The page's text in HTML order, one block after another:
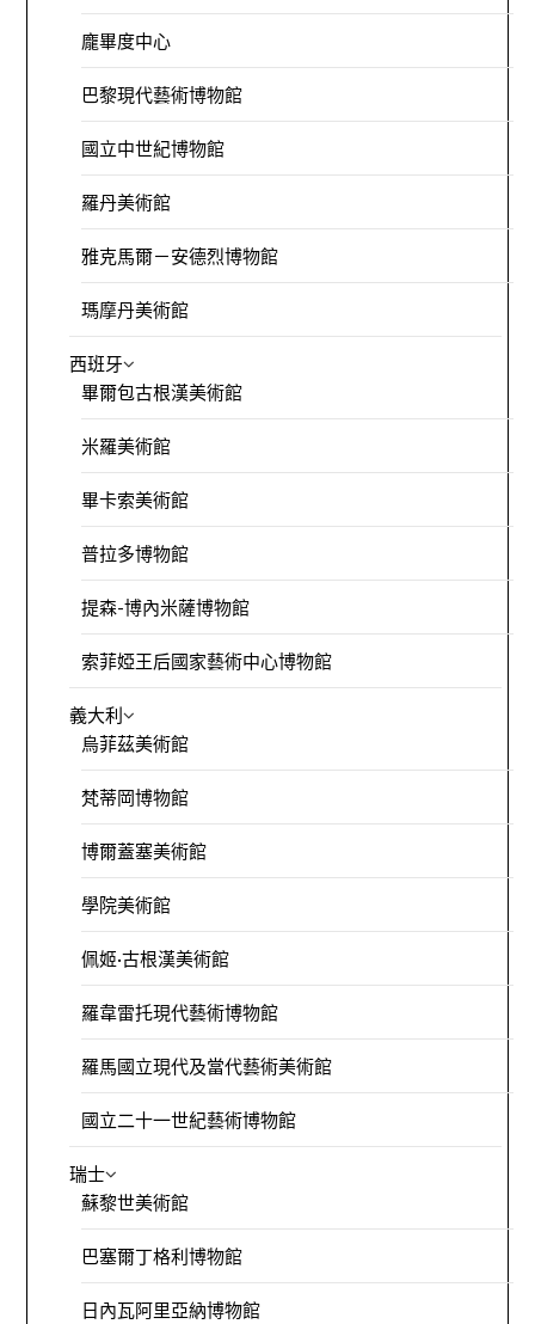
龐畢度中心
巴黎現代藝術博物館
國立中世紀博物館
羅丹美術館
雅克馬爾－安德烈博物館
瑪摩丹美術館
西班牙
畢爾包古根漢美術館
米羅美術館
畢卡索美術館
普拉多博物館
提森-博內米薩博物館
索菲婭王后國家藝術中心博物館
義大利
烏菲茲美術館
梵蒂岡博物館
博爾蓋塞美術館
學院美術館
佩姬·古根漢美術館
羅韋雷托現代藝術博物館
羅馬國立現代及當代藝術美術館
國立二十一世紀藝術博物館
瑞士
蘇黎世美術館
巴塞爾丁格利博物館
日內瓦阿里亞納博物館